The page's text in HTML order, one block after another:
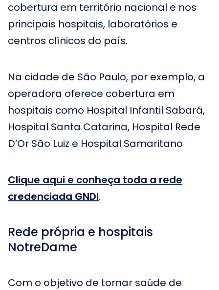
cobertura em território nacional e nos
principais hospitais, laboratórios e
centros clínicos do país.
Na cidade de São Paulo, por exemplo, a
operadora oferece cobertura em
hospitais como Hospital Infantil Sabará,
Hospital Santa Catarina, Hospital Rede
D’Or São Luiz e Hospital Samaritano
Clique aqui e conheça toda a rede
credenciada GNDI.
Rede própria e hospitais
NotreDame
Com o objetivo de tornar saúde de